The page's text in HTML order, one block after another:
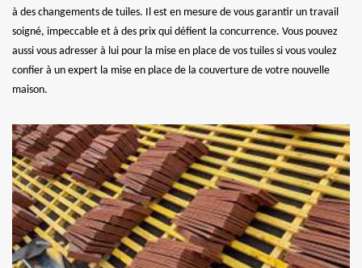
à des changements de tuiles. Il est en mesure de vous garantir un travail
soigné, impeccable et à des prix qui défient la concurrence. Vous pouvez
aussi vous adresser à lui pour la mise en place de vos tuiles si vous voulez
confier à un expert la mise en place de la couverture de votre nouvelle
maison.